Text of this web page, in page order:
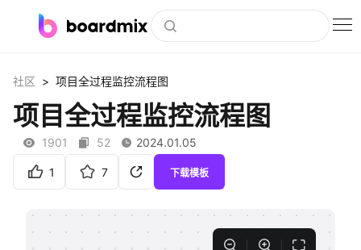
社区资源
下载
会员
社区 > 项目全过程监控流程图
项目全过程监控流程图
1901 52 2024.01.05
1 7 下载模板